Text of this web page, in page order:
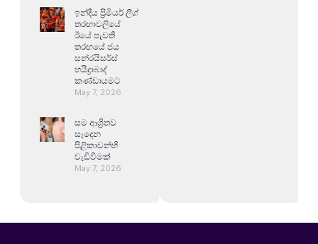
ඉන්දීය ප්‍රිමියර් ලීග්
තරඟාවලියේ
ඊයේ පැවති
තරඟයේ ජය
සන්රයිසර්ස්
හයිද්‍රාබාද්
කණ්ඩායමට
May 7, 2026
සම ආශ්‍රිතව
සෑදෙන
පිළිකාවන්හි
වැඩිවීමක්
May 7, 2026